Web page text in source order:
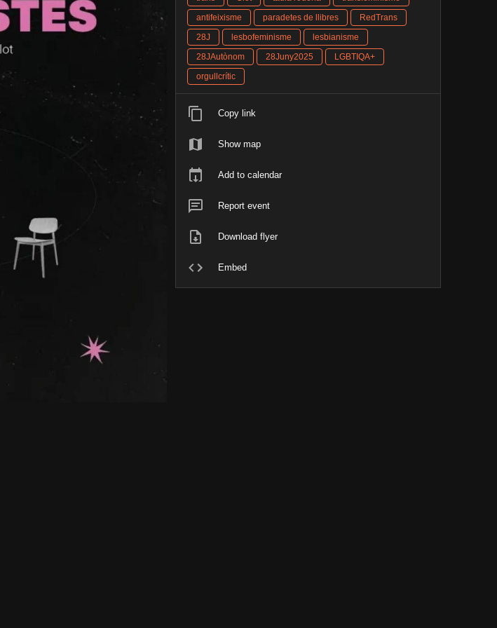
antifeixisme
paradetes de llibres
RedTrans
28J
lesbofeminisme
lesbianisme
28JAutònom
28Juny2025
LGBTIQA+
orgullcrític
Copy link
Show map
Add to calendar
Report event
Download flyer
Embed